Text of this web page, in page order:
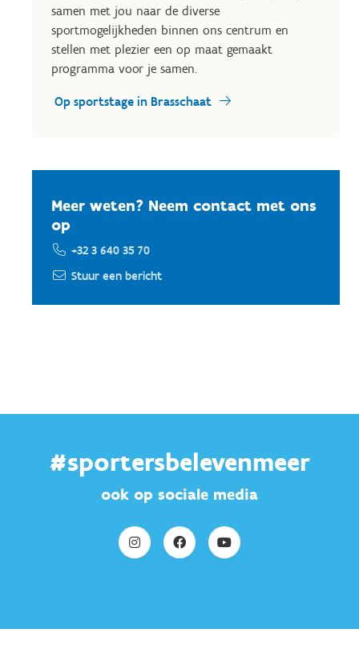
samen met jou naar de diverse
sportmogelijkheden binnen ons centrum en
stellen met plezier een op maat gemaakt
programma voor je samen.
Op sportstage in Brasschaat
Meer weten? Neem contact met ons
op
+32 3 640 35 70
Stuur een bericht
#sportersbelevenmeer
ook op sociale media